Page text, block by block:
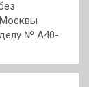
делу № А40-